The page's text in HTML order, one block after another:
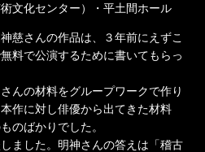
文化センター）・平土間ホール
慈さんの作品は、３年前にえずこ
料で公演するために書いてもらっ
んの材料をグループワークで作り
作に対し俳優から出てきた材料
のばかりでした。
ました。明神さんの答えは「稽古